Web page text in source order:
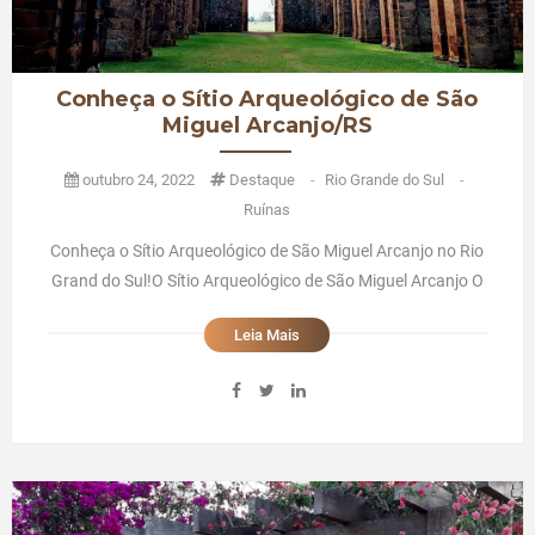
Conheça o Sítio Arqueológico de São
Miguel Arcanjo/RS
outubro 24, 2022 Destaque - Rio Grande do Sul
-
Ruínas
Conheça o Sítio Arqueológico de São Miguel Arcanjo no Rio
Grand do Sul!O Sítio Arqueológico de São Miguel Arcanjo O
município de São Miguel das Missões, na região noroeste
...
Leia Mais